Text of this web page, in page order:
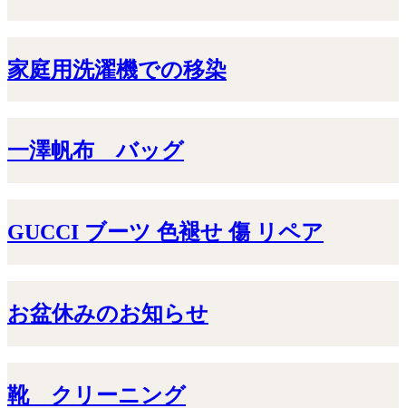
家庭用洗濯機での移染
一澤帆布 バッグ
GUCCI ブーツ 色褪せ 傷 リペア
お盆休みのお知らせ
靴 クリーニング